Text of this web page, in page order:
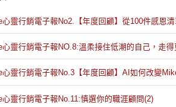
心靈行銷電子報No2.【年度回顧】從100件感恩
心靈行銷電子報NO.8:溫柔接住低潮的自己，走得
心靈行銷電子報No.3【年度回顧】AI如何改變
心靈行銷電子報No.11:慎選你的職涯顧問(2)